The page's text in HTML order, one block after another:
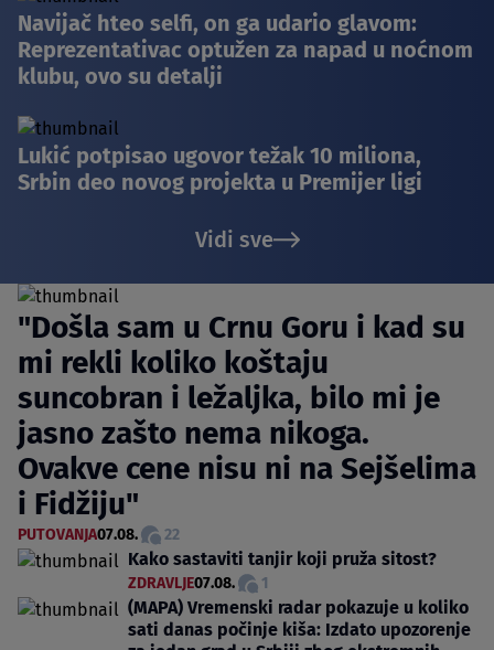
Navijač hteo selfi, on ga udario glavom:
Reprezentativac optužen za napad u noćnom
klubu, ovo su detalji
Lukić potpisao ugovor težak 10 miliona,
Srbin deo novog projekta u Premijer ligi
Vidi sve
"Došla sam u Crnu Goru i kad su
mi rekli koliko koštaju
suncobran i ležaljka, bilo mi je
jasno zašto nema nikoga.
Ovakve cene nisu ni na Sejšelima
i Fidžiju"
PUTOVANJA07.08. 22
Kako sastaviti tanjir koji pruža sitost?
ZDRAVLJE07.08. 1
(MAPA) Vremenski radar pokazuje u koliko
sati danas počinje kiša: Izdato upozorenje